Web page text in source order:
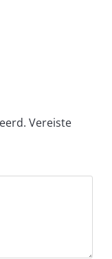
Vereiste